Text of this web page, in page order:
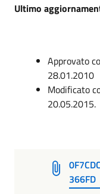
Ultimo
Approvato
28.01.2010
Modificato
20.05.2015.
366FD